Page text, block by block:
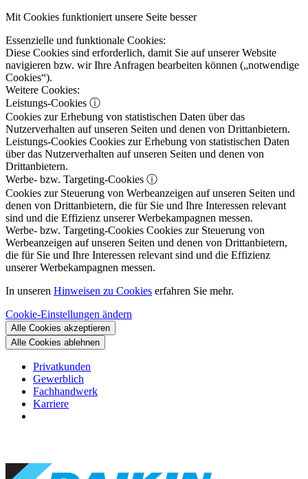
Mit Cookies funktioniert unsere Seite besser
Essenzielle und funktionale Cookies:
Diese Cookies sind erforderlich, damit Sie auf unserer Website
navigieren bzw. wir Ihre Anfragen bearbeiten können („notwendige
Cookies“).
Weitere Cookies:
Leistungs-Cookies ⓘ
Cookies zur Erhebung von statistischen Daten über das
Nutzerverhalten auf unseren Seiten und denen von Drittanbietern.
Leistungs-Cookies Cookies zur Erhebung von statistischen Daten
über das Nutzerverhalten auf unseren Seiten und denen von
Drittanbietern.
Werbe- bzw. Targeting-Cookies ⓘ
Cookies zur Steuerung von Werbeanzeigen auf unseren Seiten und
denen von Drittanbietern, die für Sie und Ihre Interessen relevant
sind und die Effizienz unserer Werbekampagnen messen.
Werbe- bzw. Targeting-Cookies Cookies zur Steuerung von
Werbeanzeigen auf unseren Seiten und denen von Drittanbietern,
die für Sie und Ihre Interessen relevant sind und die Effizienz
unserer Werbekampagnen messen.
In unseren Hinweisen zu Cookies erfahren Sie mehr.
Cookie-Einstellungen ändern
Alle Cookies akzeptieren
Alle Cookies ablehnen
Privatkunden
Gewerblich
Fachhandwerk
Karriere